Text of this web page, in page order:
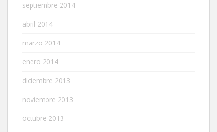
septiembre 2014
abril 2014
marzo 2014
enero 2014
diciembre 2013
noviembre 2013
octubre 2013